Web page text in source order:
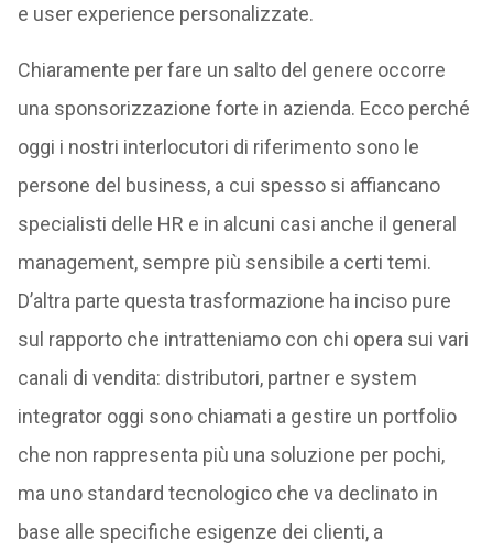
e user experience personalizzate.
Chiaramente per fare un salto del genere occorre
una sponsorizzazione forte in azienda. Ecco perché
oggi i nostri interlocutori di riferimento sono le
persone del business, a cui spesso si affiancano
specialisti delle HR e in alcuni casi anche il general
management, sempre più sensibile a certi temi.
D’altra parte questa trasformazione ha inciso pure
sul rapporto che intratteniamo con chi opera sui vari
canali di vendita: distributori, partner e system
integrator oggi sono chiamati a gestire un portfolio
che non rappresenta più una soluzione per pochi,
ma uno standard tecnologico che va declinato in
base alle specifiche esigenze dei clienti, a